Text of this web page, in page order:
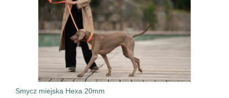
Smycz miejska Hexa 20mm